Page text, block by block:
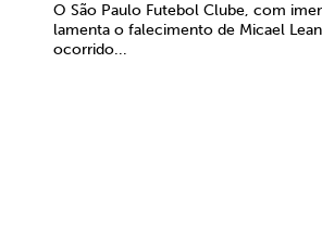
O São Paulo Futebol Clube, com
lamenta o falecimento de Micael
ocorrido...